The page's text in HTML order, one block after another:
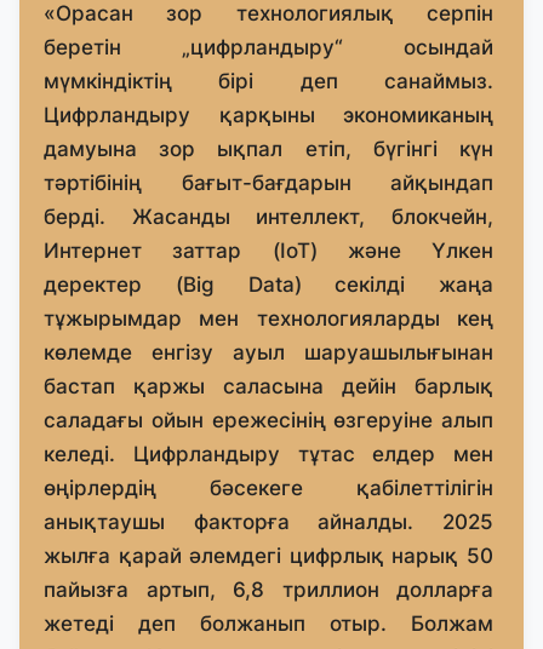
«Орасан зор технологиялық серпін
беретін „цифрландыру“ осындай
мүмкіндіктің бірі деп санаймыз.
Цифрландыру қарқыны экономиканың
дамуына зор ықпал етіп, бүгінгі күн
тәртібінің бағыт-бағдарын айқындап
берді. Жасанды интеллект, блокчейн,
Интернет заттар (IoT) және Үлкен
деректер (Big Data) секілді жаңа
тұжырымдар мен технологияларды кең
көлемде енгізу ауыл шаруашылығынан
бастап қаржы саласына дейін барлық
саладағы ойын ережесінің өзгеруіне алып
келеді. Цифрландыру тұтас елдер мен
өңірлердің бәсекеге қабілеттілігін
анықтаушы факторға айналды. 2025
жылға қарай әлемдегі цифрлық нарық 50
пайызға артып, 6,8 триллион долларға
жетеді деп болжанып отыр. Болжам